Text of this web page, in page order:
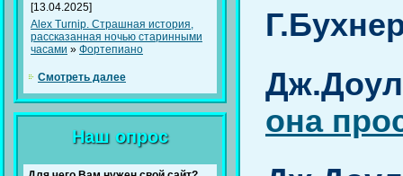
[13.04.2025]
Alex Turnip. Страшная история,
рассказанная ночью старинными
часами » Фортепиано
Смотреть далее
Наш опрос
она